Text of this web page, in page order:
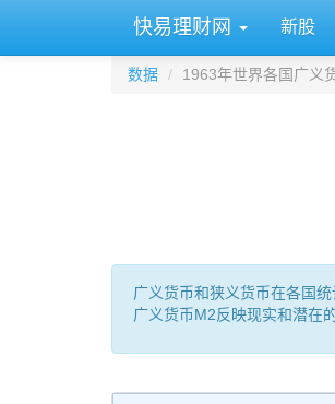
快易理财网 新股
数据 1963年世界各国广义
广义货币和狭义货币在各国
广义货币M2反映现实和潜在